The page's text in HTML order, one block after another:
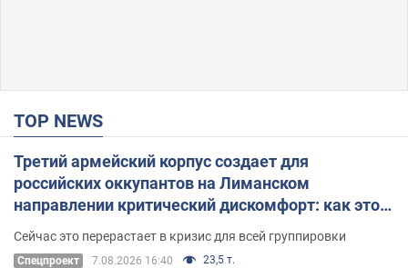
TOP NEWS
Третий армейский корпус создает для
российских оккупантов на Лиманском
направлении критический дискомфорт: как это
удалось
Сейчас это перерастает в кризис для всей группировки
Спецпроект 7.08.2026 16:40 23,5 т.